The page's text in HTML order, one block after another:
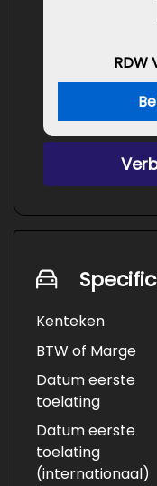
Kenteken
BTW of Marge
Datum eerste
toelating
Datum eerste
toelating
(internationaal)